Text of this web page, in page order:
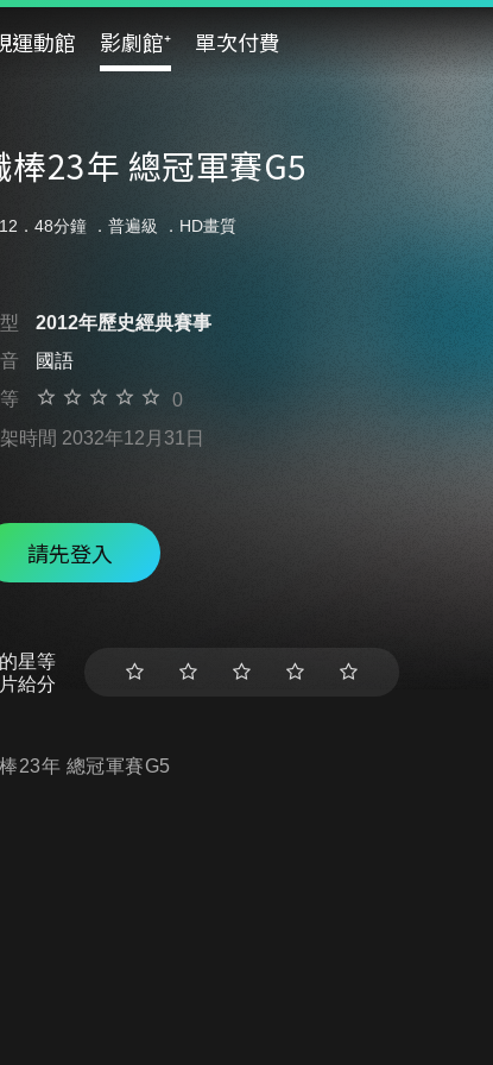
運動館 影劇館⁺ 單次付費
棒23年 總冠軍賽G5
．48分鐘 ． 普遍級 ．HD畫質
2012年歷史經典賽事
國語
0
時間 2032年12月31日
請先登入
星等
給分
23年 總冠軍賽G5